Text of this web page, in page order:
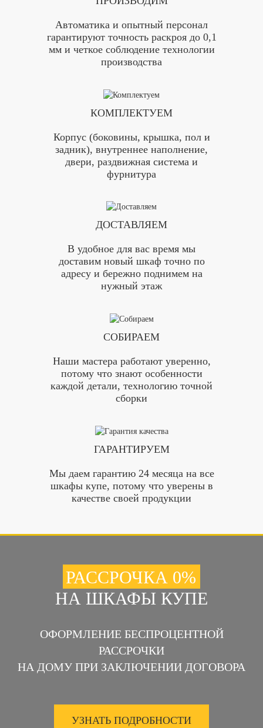
Автоматика и опытный персонал
гарантируют точность раскроя до 0,1
мм и четкое соблюдение технологии
производства
КОМПЛЕКТУЕМ
Корпус (боковины, крышка, пол и
задник), внутреннее наполнение,
двери, раздвижная система и
фурнитура
ДОСТАВЛЯЕМ
В удобное для вас время мы
доставим новый шкаф точно по
адресу и бережно поднимем на
нужный этаж
СОБИРАЕМ
Наши мастера работают уверенно,
потому что знают особенности
каждой детали, технологию точной
сборки
ГАРАНТИРУЕМ
Мы даем гарантию 24 месяца на все
шкафы купе, потому что уверены в
качестве своей продукции
РАССРОЧКА 0%
НА ШКАФЫ КУПЕ
ОФОРМЛЕНИЕ БЕСПРОЦЕНТНОЙ
РАССРОЧКИ
НА ДОМУ ПРИ ЗАКЛЮЧЕНИИ ДОГОВОРА
УЗНАТЬ ПОДРОБНОСТИ